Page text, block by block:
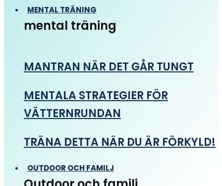
MENTAL TRÄNING
mental träning
MANTRAN NÄR DET GÅR TUNGT
MENTALA STRATEGIER FÖR
VÄTTERNRUNDAN
TRÄNA DETTA NÄR DU ÄR FÖRKYLD!
OUTDOOR OCH FAMILJ